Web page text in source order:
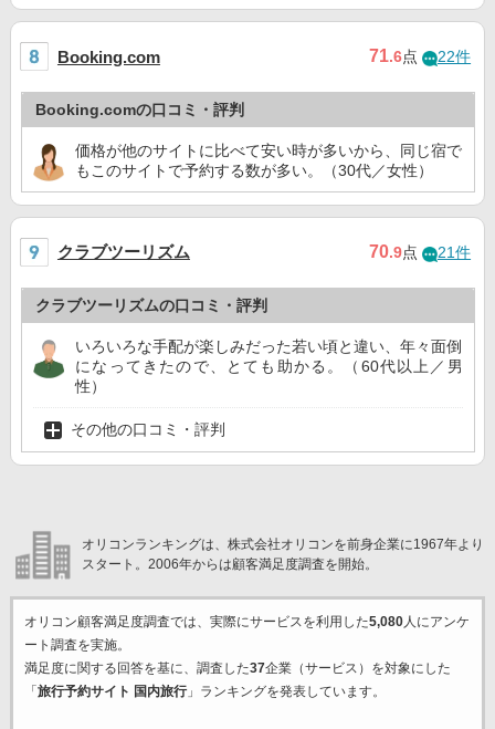
Booking.com 71.6点 22件
Booking.comの口コミ・評判
価格が他のサイトに比べて安い時が多いから、同じ宿で
もこのサイトで予約する数が多い。（30代／女性）
クラブツーリズム 70.9点 21件
クラブツーリズムの口コミ・評判
いろいろな手配が楽しみだった若い頃と違い、年々面倒
になってきたので、とても助かる。（60代以上／男
性）
その他の口コミ・評判
オリコンランキングは、株式会社オリコンを前身企業に1967年より
スタート。2006年からは顧客満足度調査を開始。
オリコン顧客満足度調査では、実際にサービスを利用した5,080人にアンケ
ート調査を実施。
満足度に関する回答を基に、調査した37企業（サービス）を対象にした
「 旅行予約サイト 国内旅行」ランキングを発表しています。